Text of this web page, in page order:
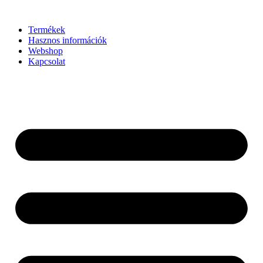
tartalomhozTermékek
Hasznos információk
Webshop
Kapcsolat